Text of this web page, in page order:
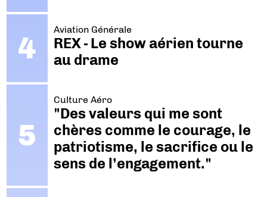
Aviation Générale
REX - Le show aérien tourne
au drame
Culture Aéro
"Des valeurs qui me sont
chères comme le courage, le
patriotisme, le sacrifice ou le
sens de l’engagement."